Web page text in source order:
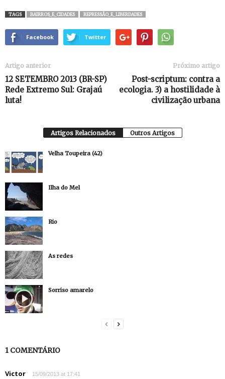
TAGS BAIRROS_E_CIDADES REPRESSÃO_E_LIBERDADES
Facebook Twitter
Artigo anterior
12 SETEMBRO 2013 (BR-SP)
Rede Extremo Sul: Grajaú
luta!
Próximo artigo
Post-scriptum: contra a
ecologia. 3) a hostilidade à
civilização urbana
Artigos Relacionados Outros Artigos
Velha Toupeira (42)
Ilha do Mel
Rio
As redes
Sorriso amarelo
1 COMENTÁRIO
Victor 15/09/2013 at 17:41